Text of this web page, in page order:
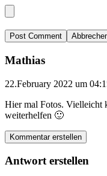
Mathias
22.February 2022 um
Hier mal Fotos. Vielleicht
weiterhelfen 🙂
Kommentar erstellen
Antwort erstellen